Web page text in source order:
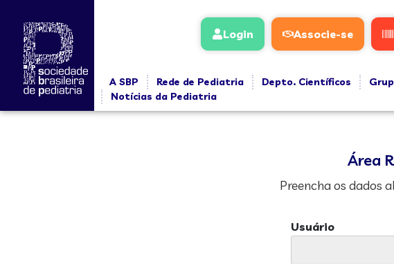
Login Associe-se
A SBP Rede de Pediatria Depto. Científicos
Notícias da Pediatria
Área
Preencha os dados
Usuário